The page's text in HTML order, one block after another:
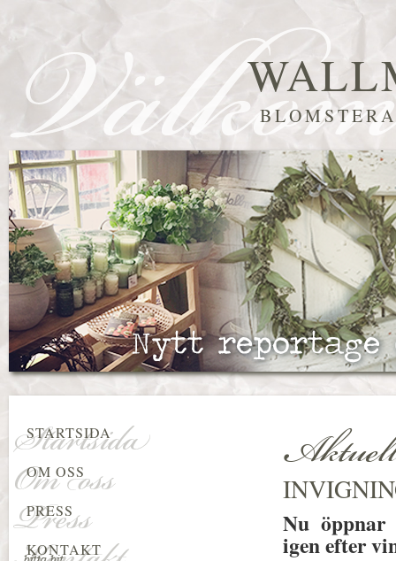
Nu öppnar
igen efter
STARTSIDA
OM OSS
PRESS
KONTAKT